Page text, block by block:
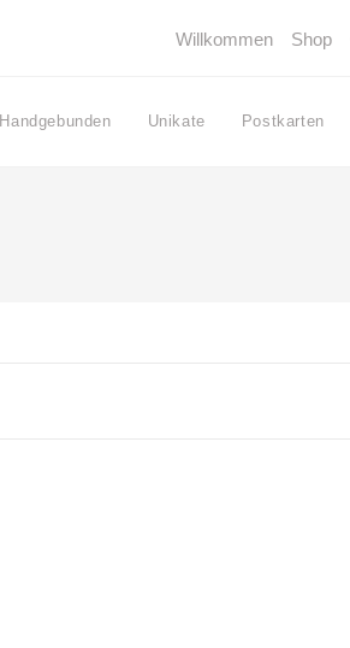
Willkommen Shop
Handgebunden Unikate Postkarten